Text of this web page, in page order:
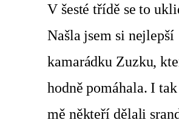
V šesté třídě se to
Našla jsem si nejlepší
kamarádku Zuzku,
hodně pomáhala. I
mě někteří dělali